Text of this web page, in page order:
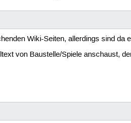
Wiki-Seiten, allerdings sind da
von Baustelle/Spiele anschaust,